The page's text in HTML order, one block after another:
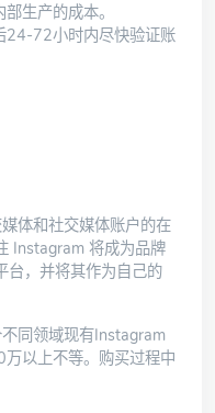
生产的成本。
24-72小时内尽快验证账
体和社交媒体账户的在
Instagram 将成为品牌
台，并将其作为自己的
同领域现有Instagram
以上不等。购买过程中